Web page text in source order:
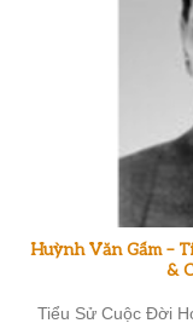
Huỳnh Văn Gấm –
&
Tiểu Sử Cuộc Đời